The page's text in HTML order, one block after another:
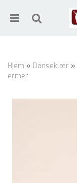
Hjem » Danseklær »
ermer